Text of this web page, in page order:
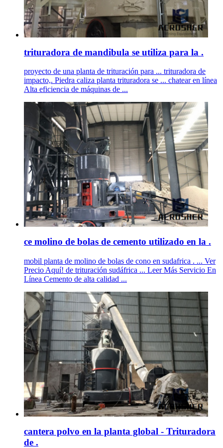
trituradora de mandibula se utiliza para la .
proyecto de una planta de trituración para ... trituradora de
impacto,. Piedra caliza planta trituradora se ... chatear en línea
Alta eficiencia de máquinas de ...
ce molino de bolas de cemento utilizado en la .
mobil planta de molino de bolas de cono en sudafrica . ... Ver
Precio Aquí! de trituración sudáfrica ... Leer Más Servicio En
Línea Cemento de alta calidad ...
cantera polvo en la planta global - Trituradora
de .